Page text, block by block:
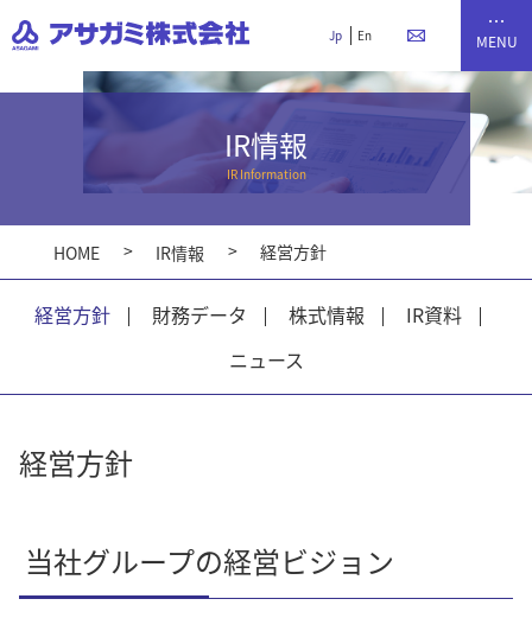
Jp En
IR情報
HOME IR情報 経営方針
経営方針 財務データ 株式情報
IR資料
ニュース
経営方針
当社グループの経営ビジョン